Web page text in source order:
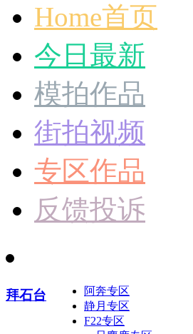
Home首页
今日最新
模拍作品
街拍视频
专区作品
反馈投诉
拜石台
阿奔专区
静月专区
F22专区